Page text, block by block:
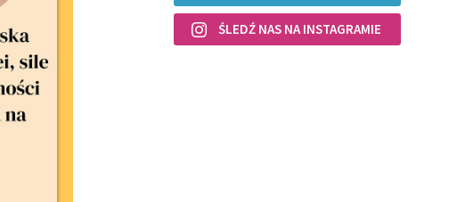
ŚLEDŹ NAS NA INSTAGRAMIE